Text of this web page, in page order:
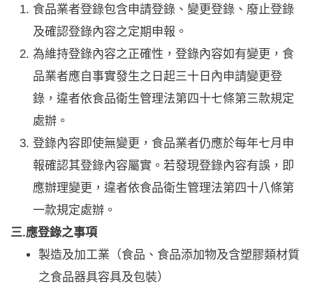
食品業者登錄包含申請登錄、變更登錄、廢止登錄
及確認登錄內容之定期申報。
為維持登錄內容之正確性，登錄內容如有變更，食
品業者應自事實發生之日起三十日內申請變更登
錄，違者依食品衛生管理法第四十七條第三款規定
處辦。
登錄內容即使無變更，食品業者仍應於每年七月申
報確認其登錄內容屬實。若發現登錄內容有誤，即
應辦理變更，違者依食品衛生管理法第四十八條第
一款規定處辦。
三.應登錄之事項
製造及加工業（食品、食品添加物及含塑膠類材質
之食品器具容具及包裝）